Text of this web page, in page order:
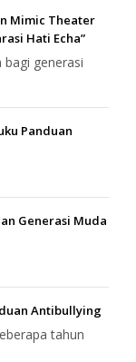
Mimic Theater
Hati Echa”
generasi
Panduan
Generasi Muda
Antibullying
tahun